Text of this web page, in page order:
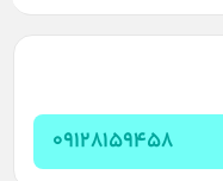
09128159458